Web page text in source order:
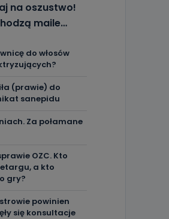
na oszustwo!
maile…
do włosów
(prawie) do
sanepidu
Za połamane
OZC. Kto
a kto
gry?
powinien
się konsultacje